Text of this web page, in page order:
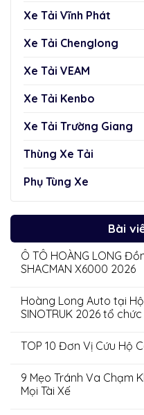
Xe Tải Vĩnh Phát
Xe Tải Chenglong
Xe Tải VEAM
Xe Tải Kenbo
Xe Tải Trường Giang
Thùng Xe Tải
Phụ Tùng Xe
Bài
Ô TÔ HOÀNG LONG
SHACMAN X6000 2026
Hoàng Long Auto tại
SINOTRUK 2026 tổ
TOP 10 Đơn Vị Cứu Hộ
9 Mẹo Tránh Va Chạm
Mọi Tài Xế